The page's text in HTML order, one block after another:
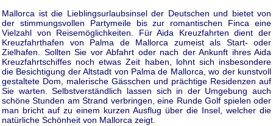
Mallorca ist die Lieblingsurlaubsinsel der Deutschen und bietet von
der stimmungsvollen Partymeile bis zur romantischen Finca eine
Vielzahl von Reisemöglichkeiten. Für Aida Kreuzfahrten dient der
Kreuzfahrthafen von Palma de Mallorca zumeist als Start- oder
Zielhafen. Sollten Sie vor Abfahrt oder nach der Ankunft ihres Aida
Kreuzfahrtschiffes noch etwas Zeit haben, lohnt sich insbesondere
die Besichtigung der Altstadt von Palma de Mallorca, wo der kunstvoll
gestaltete Dom, malerische Gässchen und prächtige Residenzen auf
Sie warten. Selbstverständlich lassen sich in der Umgebung auch
schöne Stunden am Strand verbringen, eine Runde Golf spielen oder
man bricht auf zu einem kurzen Ausflug über die Insel, welcher die
natürliche Schönheit von Mallorca zeigt.